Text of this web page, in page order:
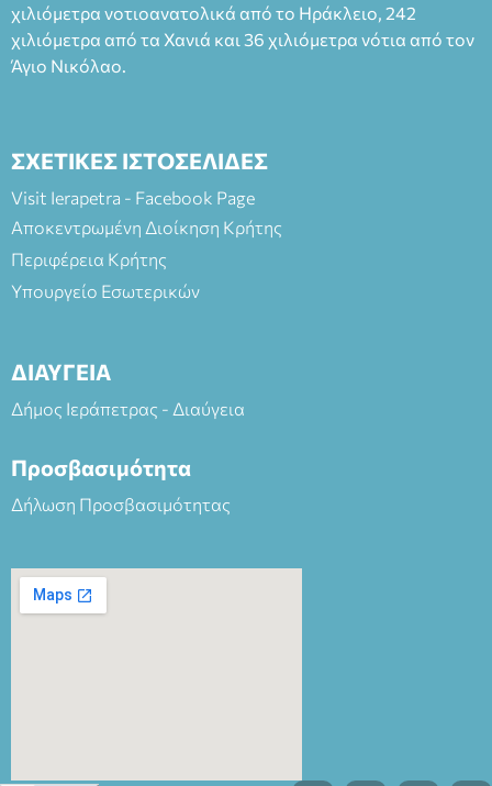
χιλιόμετρα νοτιοανατολικά από το Ηράκλειο, 242
χιλιόμετρα από τα Χανιά και 36 χιλιόμετρα νότια από τον
Άγιο Νικόλαο.
ΣΧΕΤΙΚΕΣ ΙΣΤΟΣΕΛΙΔΕΣ
Visit Ierapetra - Facebook Page
Αποκεντρωμένη Διοίκηση Κρήτης
Περιφέρεια Κρήτης
Υπουργείο Εσωτερικών
ΔΙΑΥΓΕΙΑ
Δήμος Ιεράπετρας - Διαύγεια
Προσβασιμότητα
Δήλωση Προσβασιμότητας